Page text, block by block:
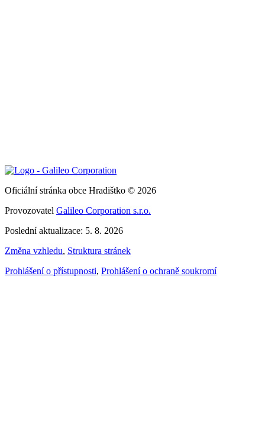
Oficiální stránka obce Hradištko © 2026
Provozovatel Galileo Corporation s.r.o.
Poslední aktualizace: 5. 8. 2026
Změna vzhledu, Struktura stránek
Prohlášení o přístupnosti, Prohlášení o ochraně soukromí